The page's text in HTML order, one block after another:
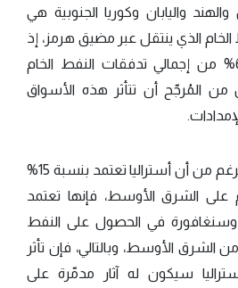
واليابان وكوريا الجنوبية هي
الخام الذي ينتقل عبر مضيق هرمز، إذ
شكّلت ما مجموعه 69% من إجمالي تدفقات النفط الخام
من المُرجّح أن تتأثر هذه الأسواق
ومن ناحية أخرى، وعلى الرغم من أن أستراليا تعتمد بنسبة 15%
الشرق الأوسط، فإنها تعتمد
في الحصول على النفط
الشرق الأوسط، وبالتالي، فإن تأثر
سيكون له آثار مدمّرة على